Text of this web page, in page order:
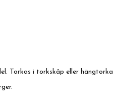
Torkas i torkskåp eller